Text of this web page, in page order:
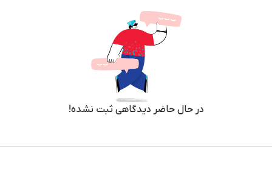
آلومینیومی آن با پرداخت خاکستری متالیک است. انتخاب آلومینیوم
هارد اکسترنال و فلش‌مموری خود را افزایش دهید.
در حال حاضر دیدگاهی ثبت نشده!